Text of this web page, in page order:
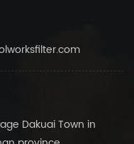
Dakuai Town in